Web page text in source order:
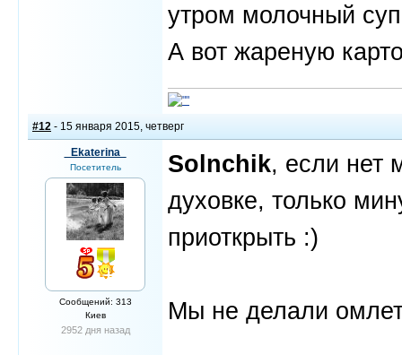
утром молочный
А вот жареную
#12 - 15 января 2015, четверг
_Ekaterina_
Посетитель
Сообщений: 313
Киев
2952 дня назад
Solnchik, если нет
духовке, только
приоткрыть :)
Мы не делали